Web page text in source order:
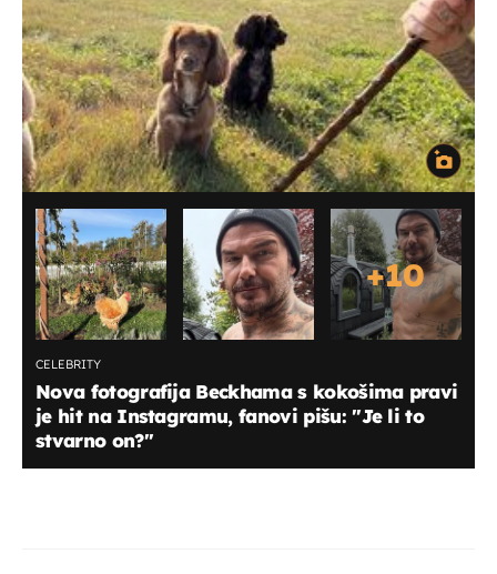
+10
CELEBRITY
Nova fotografija Beckhama s kokošima pravi
je hit na Instagramu, fanovi pišu: "Je li to
stvarno on?"